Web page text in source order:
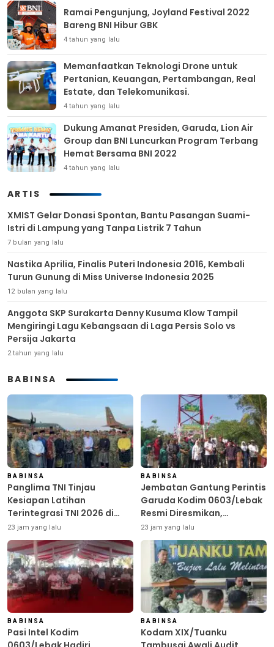
Ramai Pengunjung, Joyland Festival 2022
Bareng BNI Hibur GBK
4 tahun yang lalu
Memanfaatkan Teknologi Drone untuk
Pertanian, Keuangan, Pertambangan, Real
Estate, dan Telekomunikasi.
4 tahun yang lalu
Dukung Amanat Presiden, Garuda, Lion Air
Group dan BNI Luncurkan Program Terbang
Hemat Bersama BNI 2022
4 tahun yang lalu
ARTIS
XMIST Gelar Donasi Spontan, Bantu Pasangan Suami-
Istri di Lampung yang Tanpa Listrik 7 Tahun
7 bulan yang lalu
Nastika Aprilia, Finalis Puteri Indonesia 2016, Kembali
Turun Gunung di Miss Universe Indonesia 2025
12 bulan yang lalu
Anggota SKP Surakarta Denny Kusuma Klow Tampil
Mengiringi Lagu Kebangsaan di Laga Persis Solo vs
Persija Jakarta
2 tahun yang lalu
BABINSA
BABINSA
Panglima TNI Tinjau
Kesiapan Latihan
Terintegrasi TNI 2026 di
Dabo Singkep
23 jam yang lalu
BABINSA
Jembatan Gantung Perintis
Garuda Kodim 0603/Lebak
Resmi Diresmikan,
Permudah Akses Warga
Desa Wanasalam
23 jam yang lalu
BABINSA
Pasi Intel Kodim
BABINSA
Kodam XIX/Tuanku